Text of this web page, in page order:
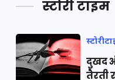
स्टोरी टाइम
दुखद
तैरती